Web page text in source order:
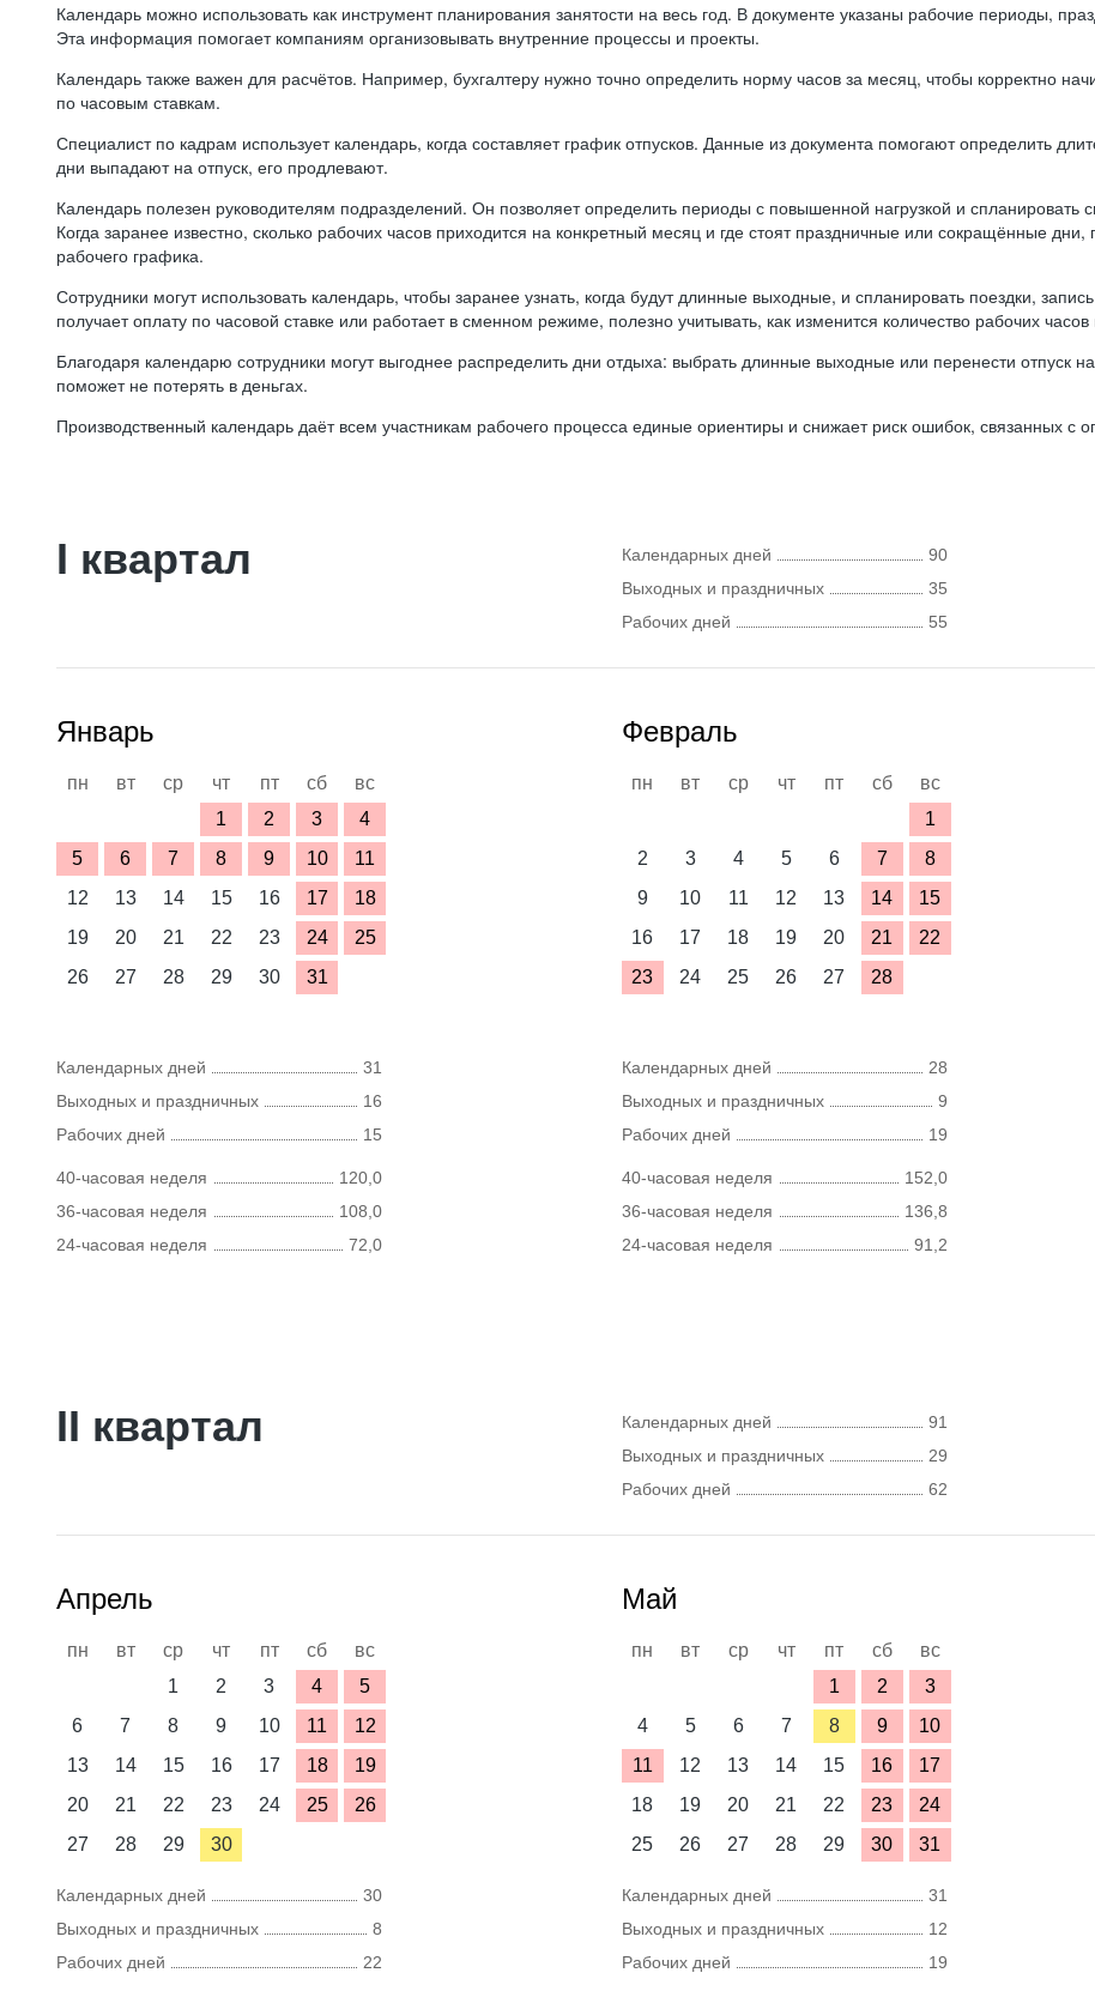
Календарь можно использовать как инструмент планирования занятости на весь год. В документе указаны рабочие периоды,
Эта информация помогает компаниям организовывать внутренние процессы и проекты.
Календарь также важен для расчётов. Например, бухгалтеру нужно точно определить норму часов за месяц, чтобы корректно
по часовым ставкам.
Специалист по кадрам использует календарь, когда составляет график отпусков. Данные из документа помогают определить
дни выпадают на отпуск, его продлевают.
Календарь полезен руководителям подразделений. Он позволяет определить периоды с повышенной нагрузкой и
Когда заранее известно, сколько рабочих часов приходится на конкретный месяц и где стоят праздничные или сокращённые
рабочего графика.
Сотрудники могут использовать календарь, чтобы заранее узнать, когда будут длинные выходные, и спланировать поездки,
получает оплату по часовой ставке или работает в сменном режиме, полезно учитывать, как изменится количество рабочих
Благодаря календарю сотрудники могут выгоднее распределить дни отдыха: выбрать длинные выходные или перенести отпуск
поможет не потерять в деньгах.
Производственный календарь даёт всем участникам рабочего процесса единые ориентиры и снижает риск ошибок, связанных с
I квартал Календарных дней
90
Выходных и праздничных
35
Рабочих дней
55
Январь
пн вт ср чт пт сб
вс
1
2 3
4
5
6 7 8 9 10
11
12
13 14 15 16 17
18
19
20 21 22 23 24
25
26
27 28 29 30 31
Календарных дней
31
Выходных и праздничных
16
Рабочих дней
15
40-часовая неделя
120,0
36-часовая неделя
108,0
24-часовая неделя
72,0
Февраль
пн вт ср чт пт сб
вс
1
2
3 4 5 6 7
8
9
10 11 12 13 14
15
16
17 18 19 20 21
22
23
24 25 26 27 28
Календарных дней
28
Выходных и праздничных
9
Рабочих дней
19
40-часовая неделя
152,0
36-часовая неделя
136,8
24-часовая неделя
91,2
II квартал Календарных дней
91
Выходных и праздничных
29
Рабочих дней
62
Апрель
пн вт ср чт пт сб
вс
1
2 3 4
5
6
7 8 9 10 11
12
13
14 15 16 17 18
19
20
21 22 23 24 25
26
27
28 29 30
Календарных дней
30
Выходных и праздничных
8
Рабочих дней
22
Май
пн вт ср чт пт сб
вс
1
2
3
4
5 6 7 8 9
10
11
12 13 14 15 16
17
18
19 20 21 22 23
24
25
26 27 28 29 30 31
Календарных дней
31
Выходных и праздничных
12
Рабочих дней
19